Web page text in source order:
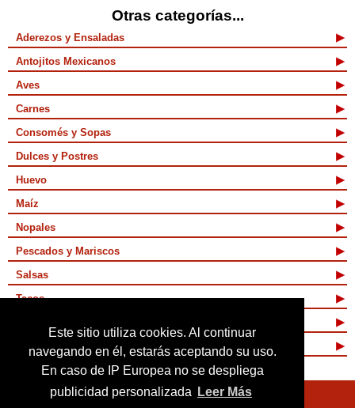
Este sitio utiliza cookies. Al continuar
navegando en él, estarás aceptando su uso.
En caso de IP Europea no se despliega
publicidad personalizada
Leer Más
Otras categorías...
Aderezos y Ensaladas
Antojitos Mexicanos
Aves
Carnes
Consomés y Sopas
Dulces y Postres
Huevo
Maíz
Nopales
Pescados y Mariscos
Salsas
Tacos
Vegetarianas